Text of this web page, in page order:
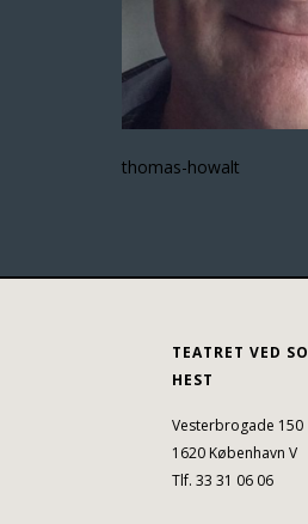
thomas-howalt
TEATRET VED
HEST
Vesterbrogade 150
1620 København V
Tlf. 33 31 06 06